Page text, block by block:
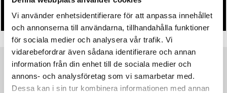
Vi använder enhetsidentifierare för att anpassa innehållet
och annonserna till användarna, tillhandahålla funktioner
för sociala medier och analysera vår trafik. Vi
vidarebefordrar även sådana identifierare och annan
information från din enhet till de sociala medier och
annons- och analysföretag som vi samarbetar med.
Dessa kan i sin tur kombinera informationen med annan
• Tryckfil/er logo laddas upp i kassan.
ProduktinformationSpecifikationer PristabellRecensioner